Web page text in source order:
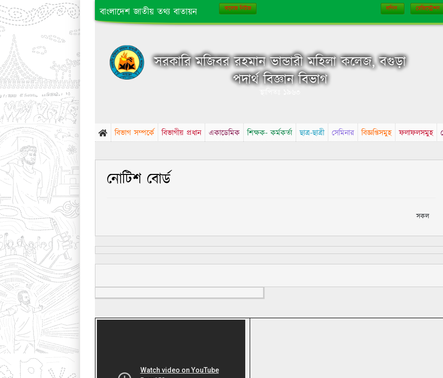
বাংলাদেশ জাতীয় তথ্য বাতায়ন কলেজ নিউজ লগিন রেজিস্ট্রেশন
সরকারি মজিবর রহমান ভান্ডারী মহিলা কলেজ, বগুড়া
পদার্থ বিজ্ঞান বিভাগ
বিভাগ সম্পর্কে বিভাগীয় প্রধান একাডেমিক শিক্ষক- কর্মকর্তা ছাত্র-ছাত্রী সেমিনার বিজ্ঞপ্তিসমুহ ফলাফলসমুহ
নোটিশ বোর্ড
সকল